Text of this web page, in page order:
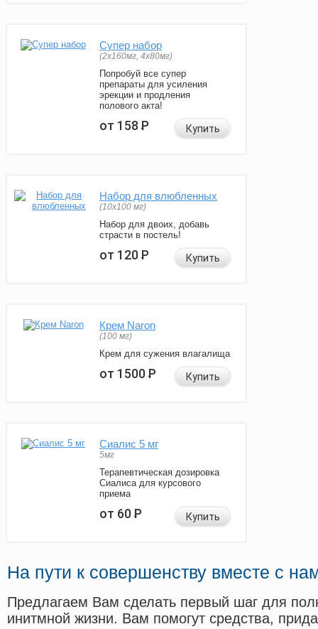
Супер набор
(2х160мг, 4х80мг)
Попробуй все супер
препараты для усиления
эрекции и продления
полового акта!
от 158Р Купить
Набор для влюбленных
(10х100 мг)
Набор для двоих, добавь
страсти в постель!
от 120Р Купить
Крем Naron
(100 мг)
Крем для сужения влагалища
от 1500Р Купить
Сиалис 5 мг
5мг
Терапевтическая дозировка
Сиалиса для курсового
приема
от 60Р Купить
На пути к совершенству вместе с
Предлагаем Вам сделать первый шаг для
инитмной жизни. Вам помогут средства,